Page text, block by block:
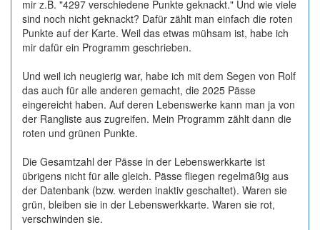
mir z.B. "4297 verschiedene Punkte geknackt." Und wie viele
sind noch nicht geknackt? Dafür zählt man einfach die roten
Punkte auf der Karte. Weil das etwas mühsam ist, habe ich
mir dafür ein Programm geschrieben.
Und weil ich neugierig war, habe ich mit dem Segen von Rolf
das auch für alle anderen gemacht, die 2025 Pässe
eingereicht haben. Auf deren Lebenswerke kann man ja von
der Rangliste aus zugreifen. Mein Programm zählt dann die
roten und grünen Punkte.
Die Gesamtzahl der Pässe in der Lebenswerkkarte ist
übrigens nicht für alle gleich. Pässe fliegen regelmäßig aus
der Datenbank (bzw. werden inaktiv geschaltet). Waren sie
grün, bleiben sie in der Lebenswerkkarte. Waren sie rot,
verschwinden sie.